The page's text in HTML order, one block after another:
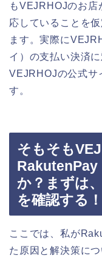
もVEJRHOJのお
応していることを
ます。実際に
イ）の支払い決済
VEJRHOJの公式サ
す。
そもそも
RakutenPay
か？まずは
を確認する！
ここでは、私が
た原因と解決策に